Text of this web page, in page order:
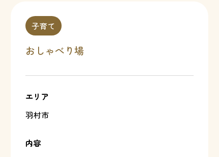
子育て
おしゃべり場
エリア
羽村市
内容